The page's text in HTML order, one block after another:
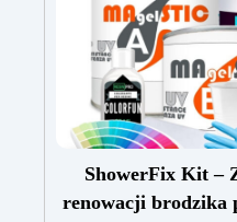
ShowerFix Kit –
renowacji brodzika